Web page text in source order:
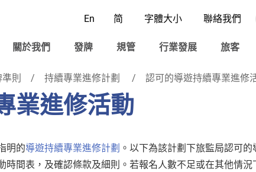
En
简 字體大小
聯絡我們
關於我們
發牌 規管 行業發展 旅客
則 持續專業進修計劃 認可的導遊持續專業進修
業進修活動
明的導遊持續專業進修計劃 。以下為該計劃下旅監局認可
時間表，及確認條款及細則。若報名人數不足或在其他情